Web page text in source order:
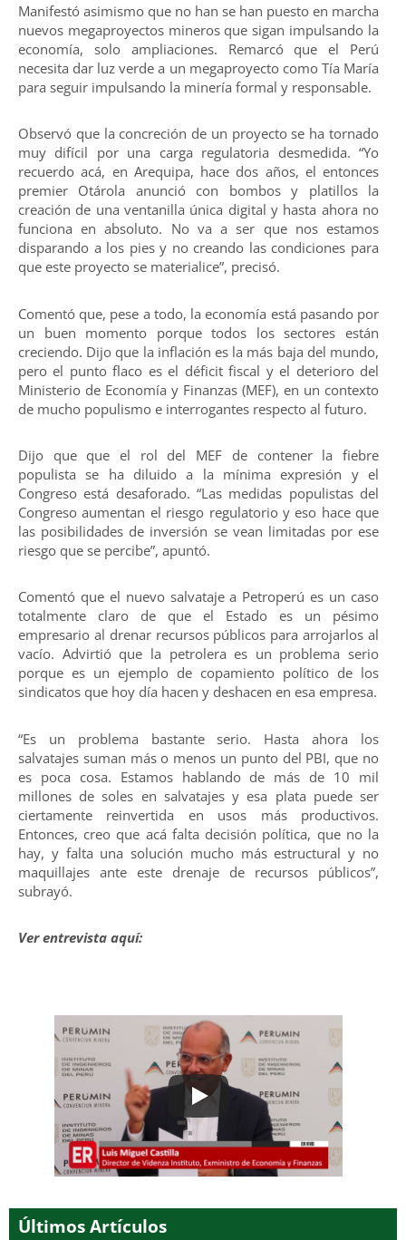
Manifestó asimismo que no han se han puesto en marcha
nuevos megaproyectos mineros que sigan impulsando la
economía, solo ampliaciones. Remarcó que el Perú
necesita dar luz verde a un megaproyecto como Tía María
para seguir impulsando la minería formal y responsable.
Observó que la concreción de un proyecto se ha tornado
muy difícil por una carga regulatoria desmedida. “Yo
recuerdo acá, en Arequipa, hace dos años, el entonces
premier Otárola anunció con bombos y platillos la
creación de una ventanilla única digital y hasta ahora no
funciona en absoluto. No va a ser que nos estamos
disparando a los pies y no creando las condiciones para
que este proyecto se materialice”, precisó.
Comentó que, pese a todo, la economía está pasando por
un buen momento porque todos los sectores están
creciendo. Dijo que la inflación es la más baja del mundo,
pero el punto flaco es el déficit fiscal y el deterioro del
Ministerio de Economía y Finanzas (MEF), en un contexto
de mucho populismo e interrogantes respecto al futuro.
Dijo que que el rol del MEF de contener la fiebre
populista se ha diluido a la mínima expresión y el
Congreso está desaforado. “Las medidas populistas del
Congreso aumentan el riesgo regulatorio y eso hace que
las posibilidades de inversión se vean limitadas por ese
riesgo que se percibe”, apuntó.
Comentó que el nuevo salvataje a Petroperú es un caso
totalmente claro de que el Estado es un pésimo
empresario al drenar recursos públicos para arrojarlos al
vacío. Advirtió que la petrolera es un problema serio
porque es un ejemplo de copamiento político de los
sindicatos que hoy día hacen y deshacen en esa empresa.
“Es un problema bastante serio. Hasta ahora los
salvatajes suman más o menos un punto del PBI, que no
es poca cosa. Estamos hablando de más de 10 mil
millones de soles en salvatajes y esa plata puede ser
ciertamente reinvertida en usos más productivos.
Entonces, creo que acá falta decisión política, que no la
hay, y falta una solución mucho más estructural y no
maquillajes ante este drenaje de recursos públicos”,
subrayó.
Ver entrevista aquí:
Últimos Artículos